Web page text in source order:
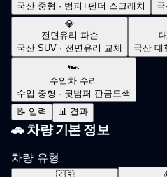
국산 중형 · 범퍼+펜더 스크래치
💎
전면유리 파손
국산 SUV · 전면유리 교체
국산 대
🏎️
수입차 수리
수입 중형 · 뒷범퍼 판금도색
📝 입력
📊 결과
🚗 차량 기본 정보
차량 유형